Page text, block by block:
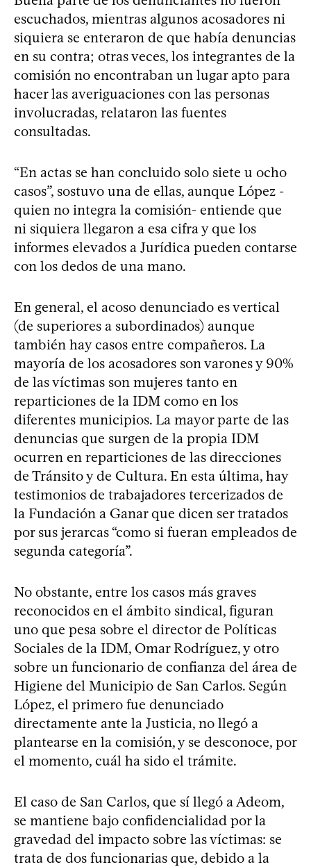
escuchados, mientras algunos acosadores ni
siquiera se enteraron de que había denuncias
en su contra; otras veces, los integrantes de la
comisión no encontraban un lugar apto para
hacer las averiguaciones con las personas
involucradas, relataron las fuentes
consultadas.
“En actas se han concluido solo siete u ocho
casos”, sostuvo una de ellas, aunque López -
quien no integra la comisión- entiende que
ni siquiera llegaron a esa cifra y que los
informes elevados a Jurídica pueden contarse
con los dedos de una mano.
En general, el acoso denunciado es vertical
(de superiores a subordinados) aunque
también hay casos entre compañeros. La
mayoría de los acosadores son varones y 90%
de las víctimas son mujeres tanto en
reparticiones de la IDM como en los
diferentes municipios. La mayor parte de las
denuncias que surgen de la propia IDM
ocurren en reparticiones de las direcciones
de Tránsito y de Cultura. En esta última, hay
testimonios de trabajadores tercerizados de
la Fundación a Ganar que dicen ser tratados
por sus jerarcas “como si fueran empleados de
segunda categoría”.
No obstante, entre los casos más graves
reconocidos en el ámbito sindical, figuran
uno que pesa sobre el director de Políticas
Sociales de la IDM, Omar Rodríguez, y otro
sobre un funcionario de confianza del área de
Higiene del Municipio de San Carlos. Según
López, el primero fue denunciado
directamente ante la Justicia, no llegó a
plantearse en la comisión, y se desconoce, por
el momento, cuál ha sido el trámite.
El caso de San Carlos, que sí llegó a Adeom,
se mantiene bajo confidencialidad por la
gravedad del impacto sobre las víctimas: se
trata de dos funcionarias que, debido a la